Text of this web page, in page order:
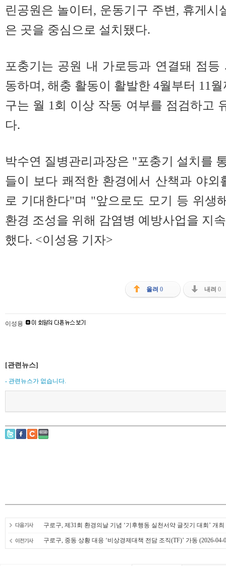
린공원은 놀이터, 운동기구 주변, 휴게
은 곳을 중심으로 설치됐다.
포충기는 공원 내 가로등과 연결돼 점
동하며, 해충 활동이 활발한 4월부터 11
구는 월 1회 이상 작동 여부를 점검하고
다.
박수연 질병관리과장은 "포충기 설치를
들이 보다 쾌적한 환경에서 산책과 야
로 기대한다"며 "앞으로도 모기 등 위생
환경 조성을 위해 감염병 예방사업을 지
했다. <이성용 기자>
올려 0 내려 0
이성용
[관련뉴스]
- 관련뉴스가 없습니다.
구로구, 제31회 환경의날 기념 ‘기후행동 실천서약 글짓기 대회’ 개최
구로구, 중동 상황 대응 ‘비상경제대책 전담 조직(TF)’ 가동 (2026-04-